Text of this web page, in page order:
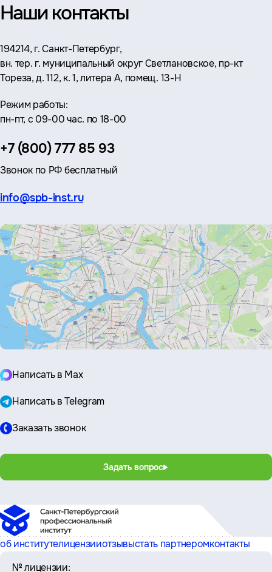
Наши контакты
Адрес:
194214, г. Санкт-Петербург,
вн. тер. г. муниципальный округ Светлановское, пр-кт
Тореза, д. 112, к. 1, литера А, помещ. 13-Н
Режим работы:
пн-пт, с 09-00 час. по 18-00
Телефон:
+7 (800) 777 85 93
Звонок по РФ бесплатный
Эл.
info@spb-inst.ru
Написать в Max
Написать в Telegram
Заказать звонок
Задать вопрос
об институтелицензииотзывыстать партнеромконтакты
№ лицензии: